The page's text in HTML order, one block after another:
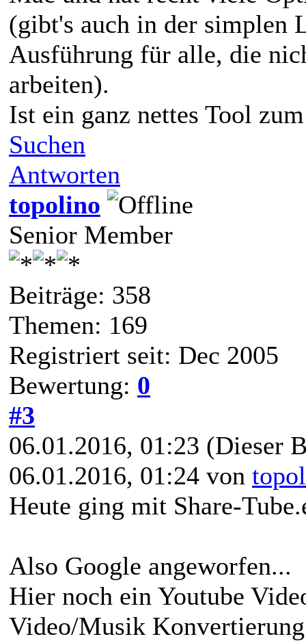
(gibt's auch in der simplen
Ausführung für alle, die
arbeiten).
Ist ein ganz nettes Tool
Suchen
Antworten
topolino
Senior Member
Beiträge: 358
Themen: 169
Registriert seit: Dec 2005
Bewertung: 0
#3
06.01.2016, 01:23 (Dieser
06.01.2016, 01:24 von
Heute ging mit Share-
Also Google angeworfen...
Hier noch ein Youtube
Video/Musik Konvertierung